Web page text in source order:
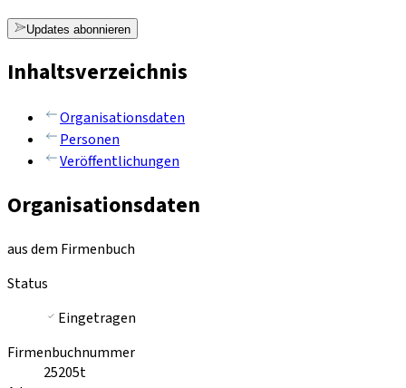
Updates abonnieren
Inhaltsverzeichnis
Organisationsdaten
Personen
Veröffentlichungen
Organisationsdaten
aus dem Firmenbuch
Status
Eingetragen
Firmenbuchnummer
25205t